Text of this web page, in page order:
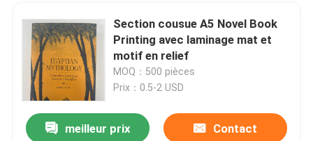
Produits
Vidéos
Au sujet de nous
Section cousue A5 Novel Book
Printing avec laminage mat et
motif en relief
MOQ：500 pièces
Prix：0.5-2 USD
meilleur prix Contact